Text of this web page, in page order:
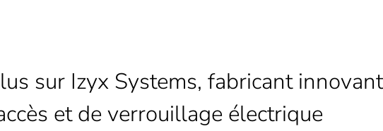
sur Izyx Systems, fabricant
et de verrouillage électrique